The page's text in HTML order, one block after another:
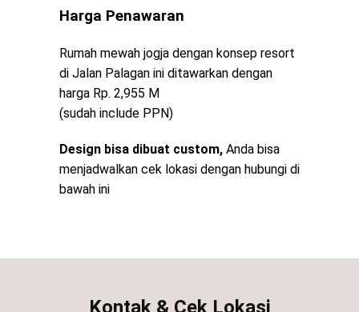
Harga Penawaran
Rumah mewah jogja dengan konsep resort
di Jalan Palagan ini ditawarkan dengan
harga Rp. 2,955 M
(sudah include PPN)
Design bisa dibuat custom, Anda bisa
menjadwalkan cek lokasi dengan hubungi di
bawah ini
Kontak & Cek Lokasi